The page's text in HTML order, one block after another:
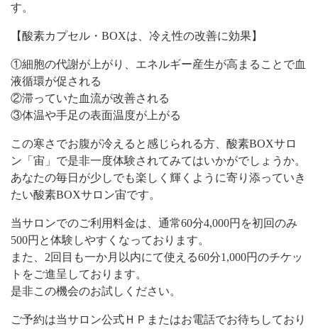
す。
【酸素カプセル・BOXは、冷え性の改善に効果】
①細胞の代謝が上がり、エネルギー産生が高まることで血
液循環が促される
②滞っていた血流が改善される
③体温や手足の表面温度が上がる
この寒さでお腹が冷えると感じられる方、酸素BOXサロ
ン「宙」で是非一度体験されてみてはいかがでしょうか。
あなたの毎日が少しでも楽しく輝くように寄り添っていき
たい酸素BOXサロン宙です。
当サロンでのご利用料金は、通常60分4,000円を初回のみ
500円と体験しやすくなっております。
また、2回目も一か月以内にて使える60分1,000円のチケッ
トをご進呈しております。
是非この機会のお試しください。
ご予約は当サロン公式ＨＰまたはお電話でお待ちしており